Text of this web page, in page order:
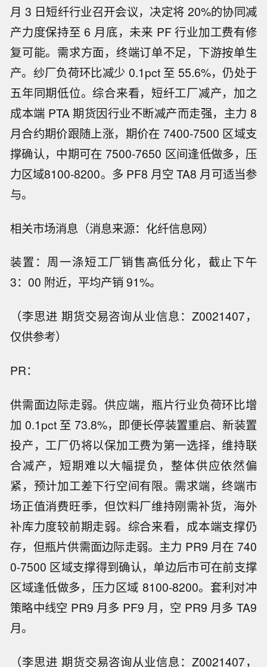
月 3 日短纤行业召开会议，决定将 20%的协同减
产力度保持至 6 月底，未来 PF 行业加工费有修
复可能。需求方面，终端订单不足，下游按单生
产。纱厂负荷环比减少 0.1pct 至 55.6%，仍处于
五年同期低位。综合来看，短纤工厂减产，加之
成本端 PTA 期货因行业不断减产而走强，主力 8
月合约期价跟随上涨，期价在 7400-7500 区域支
撑确认，中期可在 7500-7650 区间逢低做多，压
力区域8100-8200。多 PF8 月空 TA8 月可适当参
与。
相关市场消息（消息来源：化纤信息网）
装置：周一涤短工厂销售高低分化，截止下午
3：00 附近，平均产销 91%。
（李思进 期货交易咨询从业信息：Z0021407，
仅供参考）
PR：
供需面边际走弱。供应端，瓶片行业负荷环比增
加 0.1pct 至 73.8%，即便长停装置重启、新装置
投产，工厂仍将以保加工费为第一选择，维持联
合减产，短期难以大幅提负，整体供应依然偏
紧，预计加工差下行空间有限。需求端，终端市
场正值消费旺季，但饮料厂维持刚需补货，海外
补库力度较前期走弱。综合来看，成本端支撑仍
存，但瓶片供需面边际走弱。主力 PR9 月在 740
0-7500 区域支撑得到确认，单边后市可在前支撑
区域逢低做多，压力区域 8100-8200。套利对冲
策略中线空 PR9 月多 PF9 月，空 PR9 月多 TA9
月。
（李思进 期货交易咨询从业信息：Z0021407，